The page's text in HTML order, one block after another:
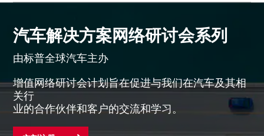
汽车解决方案网络研讨会系列
由标普全球汽车主办
增值网络研讨会计划旨在促进与我们在汽车及其相
关行
业的合作伙伴和客户的交流和学习。